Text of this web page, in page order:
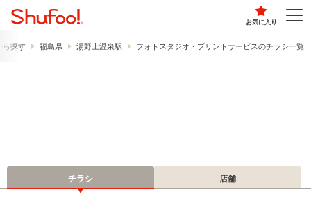
お気に入り
ら探す 福島県 湯野上温泉駅 フォトスタジオ・プリントサービスのチラシ一覧
チラシ 店舗